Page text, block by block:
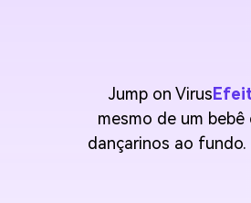
Jump on Virus
mesmo de um
dançarinos ao